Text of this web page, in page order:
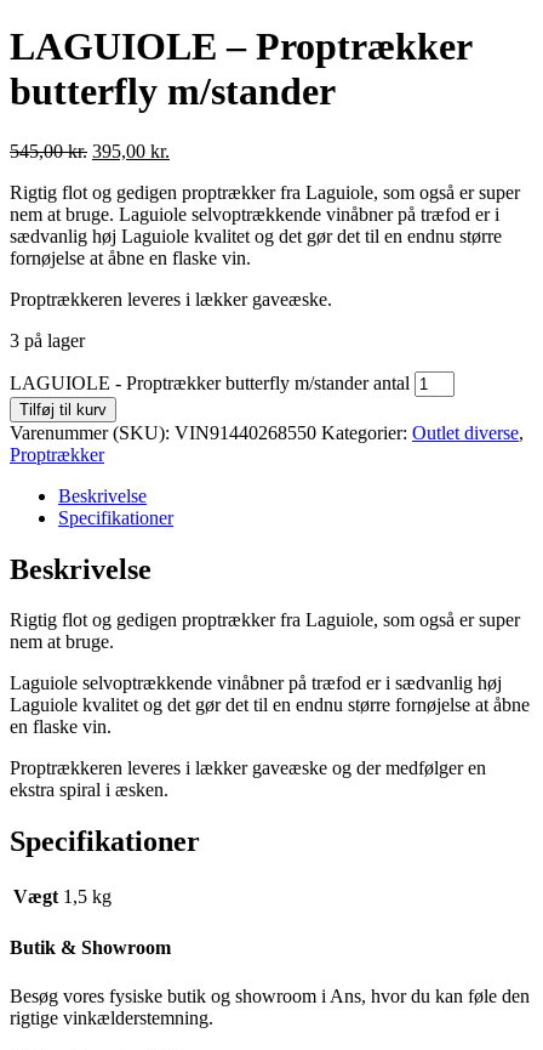
LAGUIOLE – Proptrækker
butterfly m/stander
545,00kr. 395,00 kr.
Rigtig flot og gedigen proptrækker fra Laguiole, som også er super
nem at bruge. Laguiole selvoptrækkende vinåbner på træfod er i
sædvanlig høj Laguiole kvalitet og det gør det til en endnu større
fornøjelse at åbne en flaske vin.
Proptrækkeren leveres i lækker gaveæske.
3 på lager
LAGUIOLE - Proptrækker butterfly m/stander antal
Tilføj til kurv
Varenummer (SKU): VIN91440268550 Kategorier: Outlet diverse,
Proptrækker
Beskrivelse
Specifikationer
Beskrivelse
Rigtig flot og gedigen proptrækker fra Laguiole, som også er super
nem at bruge.
Laguiole selvoptrækkende vinåbner på træfod er i sædvanlig høj
Laguiole kvalitet og det gør det til en endnu større fornøjelse at åbne
en flaske vin.
Proptrækkeren leveres i lækker gaveæske og der medfølger en
ekstra spiral i æsken.
Specifikationer
Vægt 1,5 kg
Butik & Showroom
Besøg vores fysiske butik og showroom i Ans, hvor du kan føle den
rigtige vinkælderstemning.